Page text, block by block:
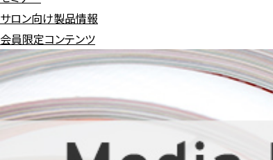
サロン向け製品情報
会員限定コンテンツ